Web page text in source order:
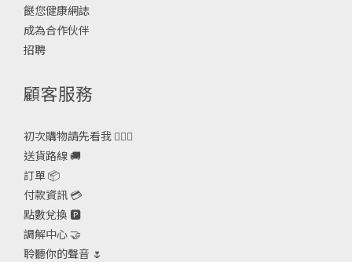
餸您健康網誌
成為合作伙伴
招聘
顧客服務
初次購物請先看我 🙋🏻‍♀️
送貨路線 🚚
訂單 📦
付款資訊 💳
點數兌換 🅿️
調解中心 🤝
聆聽你的聲音 🌷